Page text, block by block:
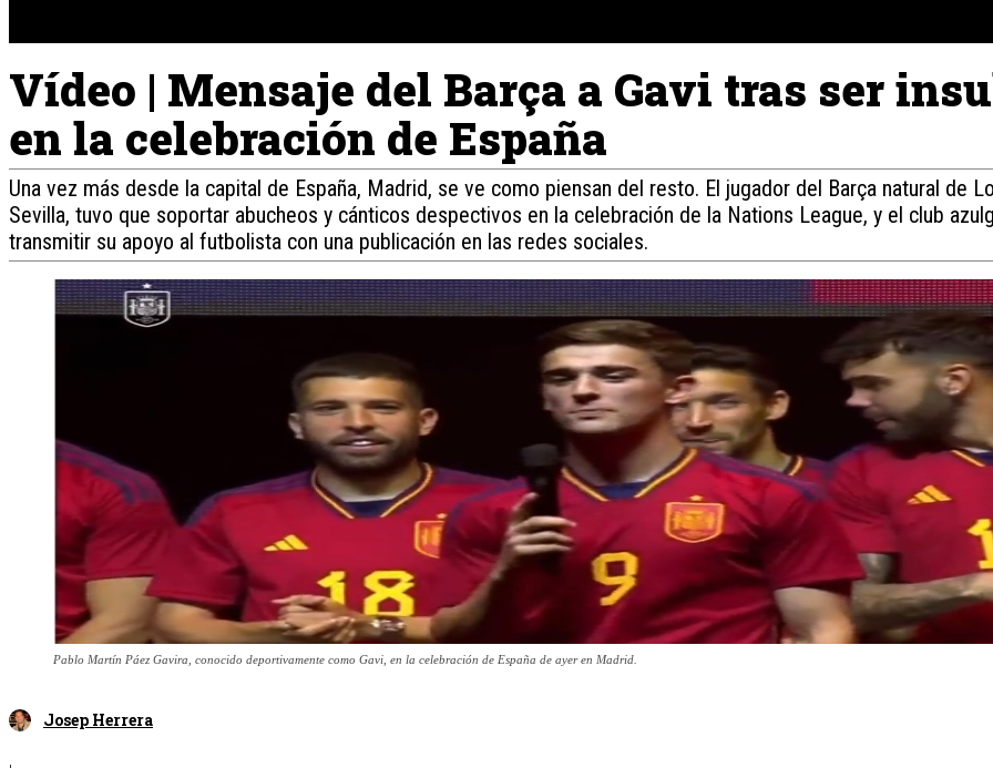
Vídeo | Mensaje del Barça a Gavi tras ser
en la celebración de España
Una vez más desde la capital de España, Madrid, se ve como piensan del resto. El jugador del Barça natural de
Sevilla, tuvo que soportar abucheos y cánticos despectivos en la celebración de la Nations League, y el club
transmitir su apoyo al futbolista con una publicación en las redes sociales.
Pablo Martín Páez Gavira, conocido deportivamente como Gavi, en la celebración de España de ayer en Madrid.
Josep Herrera